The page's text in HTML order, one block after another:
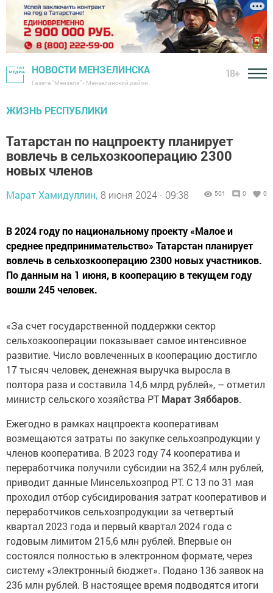
НОВОСТИ МЕНЗЕЛИНСКА
Газета "Мензеля" - Мензелинский район
18+
ЖИЗНЬ РЕСПУБЛИКИ
Татарстан по нацпроекту планирует
вовлечь в сельхозкооперацию 2300
новых членов
Марат Хамидуллин, 8 июня 2024 - 09:38 501 0 0
В 2024 году по национальному проекту «Малое и
среднее предпринимательство» Татарстан планирует
вовлечь в сельхозкооперацию 2300 новых участников.
По данным на 1 июня, в кооперацию в текущем году
вошли 245 человек.
«За счет государственной поддержки сектор
сельхозкооперации показывает самое интенсивное
развитие. Число вовлеченных в кооперацию достигло
17 тысяч человек, денежная выручка выросла в
полтора раза и составила 14,6 млрд рублей», – отметил
министр сельского хозяйства РТ Марат Зяббаров.
Ежегодно в рамках нацпроекта кооперативам
возмещаются затраты по закупке сельхозпродукции у
членов кооператива. В 2023 году 74 кооператива и
переработчика получили субсидии на 352,4 млн рублей,
приводит данные Минсельхозпрод РТ. С 13 по 31 мая
проходил отбор субсидирования затрат кооперативов и
переработчиков сельхозпродукции за четвертый
квартал 2023 года и первый квартал 2024 года с
годовым лимитом 215,6 млн рублей. Впервые он
состоялся полностью в электронном формате, через
систему «Электронный бюджет». Подано 136 заявок на
236 млн рублей. В настоящее время подводятся итоги